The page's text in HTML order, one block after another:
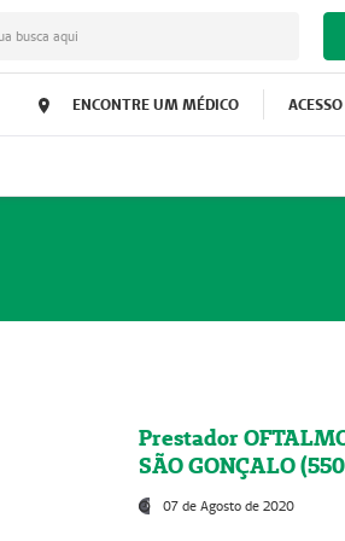
busca aqui
ENCONTRE UM MÉDICO
Prestador
SÃO GONÇALO
07 de Agosto de 2020